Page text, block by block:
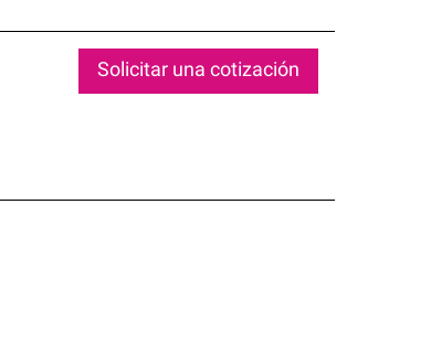
Solicitar una cotización